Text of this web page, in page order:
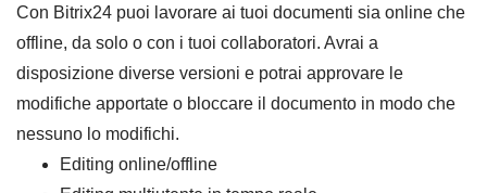
Con Bitrix24 puoi lavorare ai tuoi documenti sia online che
offline, da solo o con i tuoi collaboratori. Avrai a
disposizione diverse versioni e potrai approvare le
modifiche apportate o bloccare il documento in modo che
nessuno lo modifichi.
Editing online/offline